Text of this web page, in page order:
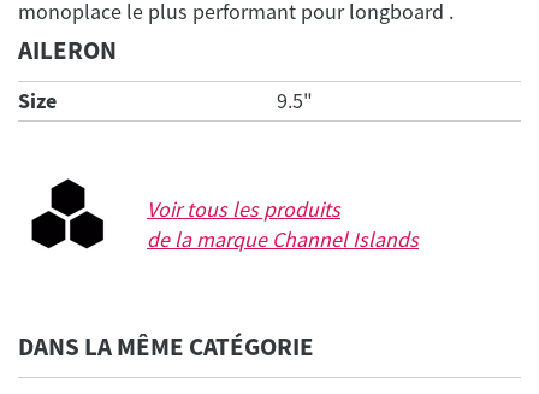
AILERON
Size 9.5"
Voir tous les produits
de la marque Channel Islands
DANS LA MÊME CATÉGORIE